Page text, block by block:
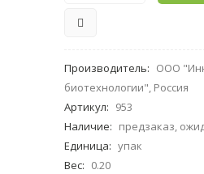
Производитель: ООО
биотехнологии", Россия
Артикул: 953
Наличие: предзаказ,
Единица: упак
Вес: 0.20